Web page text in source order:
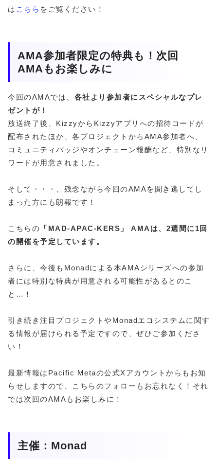
は こちら をご覧ください！
AMA参加者限定の特典も！次回
AMAもお楽しみに
今回のAMAでは、 各社より参加者にスペシャルなプレ
ゼントが！
放送終了後、KizzyからKizzyアプリへの招待コードが
配布されたほか、各プロジェクトからAMA参加者へ、
コミュニティバッジやオンチェーン報酬など、特別なリ
ワードが用意されました。
そして・・・、残念ながら今回のAMAを聞き逃してし
まった方にも朗報です！
こちらの 「MAD-APAC-KERS」 AMAは、2週間に1回
の開催を予定しています。
さらに、今後もMonadによる本AMAシリーズへの参加
者には特別な特典が用意される可能性があるとのこ
と…！
引き続き注目プロジェクトやMonadエコシステムに関す
る情報が届けられる予定ですので、ぜひご参加くださ
い！
最新情報はPacific Metaの公式Xアカウントからもお知
らせしますので、こちらのフォローもお忘れなく！それ
では次回のAMAもお楽しみに！
主催：Monad